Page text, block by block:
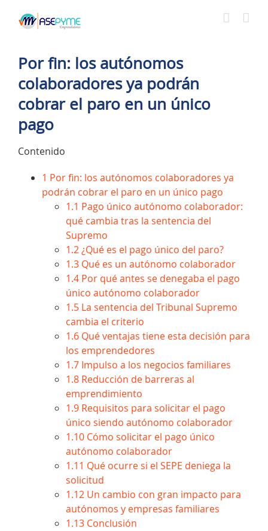
Por fin: los autónomos
colaboradores ya podrán
cobrar el paro en un único
pago
Contenido
1 Por fin: los autónomos colaboradores ya
podrán cobrar el paro en un único pago
1.1 Pago único autónomo colaborador:
qué cambia tras la sentencia del
Supremo
1.2¿Qué es el pago único del paro?
1.3 Qué es un autónomo colaborador
1.4 Por qué antes se denegaba el pago
único autónomo colaborador
1.5 La sentencia del Tribunal Supremo
cambia el criterio
1.6 Qué ventajas tiene esta decisión para
los emprendedores
1.7 Impulso a los negocios familiares
1.8 Reducción de barreras al
emprendimiento
1.9 Requisitos para solicitar el pago
único siendo autónomo colaborador
1.10 Cómo solicitar el pago único
autónomo colaborador
1.11 Qué ocurre si el SEPE deniega la
solicitud
1.12 Un cambio con gran impacto para
autónomos y empresas familiares
1.13 Conclusión